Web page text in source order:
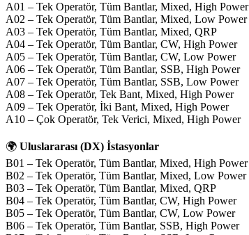
A01 – Tek Operatör, Tüm Bantlar, Mixed, High Power
A02 – Tek Operatör, Tüm Bantlar, Mixed, Low Power
A03 – Tek Operatör, Tüm Bantlar, Mixed, QRP
A04 – Tek Operatör, Tüm Bantlar, CW, High Power
A05 – Tek Operatör, Tüm Bantlar, CW, Low Power
A06 – Tek Operatör, Tüm Bantlar, SSB, High Power
A07 – Tek Operatör, Tüm Bantlar, SSB, Low Power
A08 – Tek Operatör, Tek Bant, Mixed, High Power
A09 – Tek Operatör, İki Bant, Mixed, High Power
A10 – Çok Operatör, Tek Verici, Mixed, High Power
🌍 Uluslararası (DX) İstasyonlar
B01 – Tek Operatör, Tüm Bantlar, Mixed, High Power
B02 – Tek Operatör, Tüm Bantlar, Mixed, Low Power
B03 – Tek Operatör, Tüm Bantlar, Mixed, QRP
B04 – Tek Operatör, Tüm Bantlar, CW, High Power
B05 – Tek Operatör, Tüm Bantlar, CW, Low Power
B06 – Tek Operatör, Tüm Bantlar, SSB, High Power